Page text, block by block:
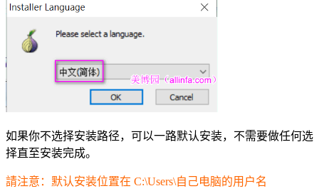
如果你不选择安装路径，可以一路默认安装，不需要做任何选
择直至安装完成。
請注意：默认安装位置在 C:\Users\自己电脑的用户名